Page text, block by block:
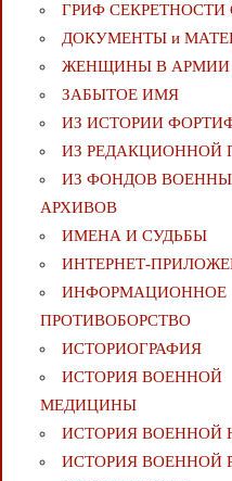
ГРИФ СЕКРЕТНОСТИ
ДОКУМЕНТЫ и
ЖЕНЩИНЫ В АРМИИ
ЗАБЫТОЕ ИМЯ
ИЗ ИСТОРИИ
ИЗ РЕДАКЦИОННОЙ
ИЗ ФОНДОВ
АРХИВОВ
ИМЕНА И СУДЬБЫ
ИНТЕРНЕТ-
ИНФОРМАЦИОННОЕ
ПРОТИВОБОРСТВО
ИСТОРИОГРАФИЯ
ИСТОРИЯ ВОЕННОЙ
МЕДИЦИНЫ
ИСТОРИЯ ВОЕННОЙ
ИСТОРИЯ ВОЕННОЙ